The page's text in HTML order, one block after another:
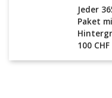
Jeder
Paket
100